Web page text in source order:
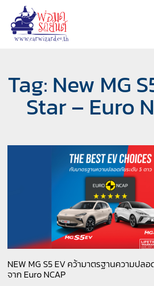
Tag: New MG
Star – Euro
NEW MG S5 EV คว้ามาตรฐานความปล
จาก Euro NCAP